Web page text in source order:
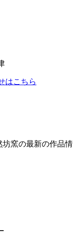
はこちら
窯の最新の作品情